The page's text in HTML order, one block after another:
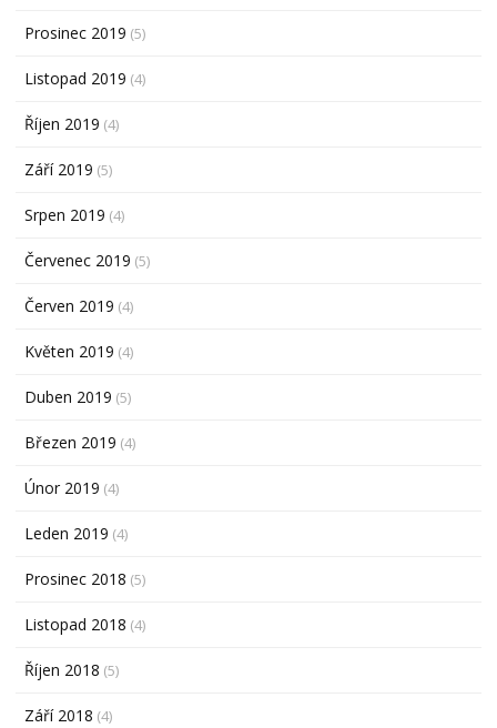
Prosinec 2019 (5)
Listopad 2019 (4)
Říjen 2019 (4)
Září 2019 (5)
Srpen 2019 (4)
Červenec 2019 (5)
Červen 2019 (4)
Květen 2019 (4)
Duben 2019 (5)
Březen 2019 (4)
Únor 2019 (4)
Leden 2019 (4)
Prosinec 2018 (5)
Listopad 2018 (4)
Říjen 2018 (5)
Září 2018 (4)